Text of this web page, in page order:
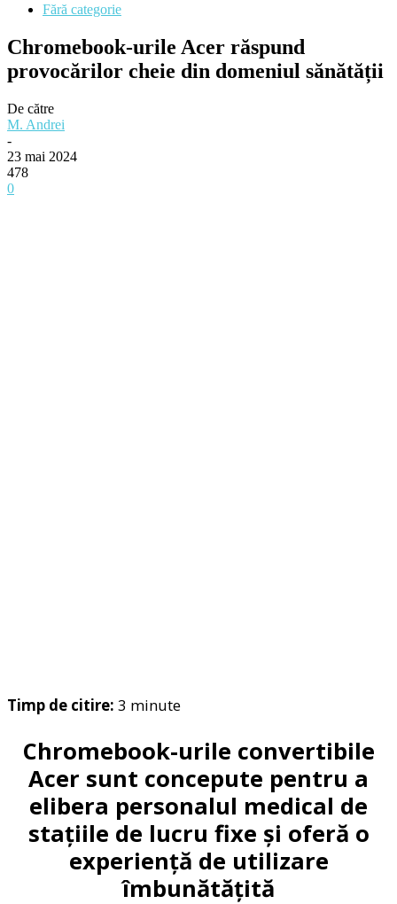
Fără categorie
Chromebook-urile Acer răspund
provocărilor cheie din domeniul sănătății
De către
M. Andrei
-
23 mai 2024
478
0
Timp de citire: 3 minute
Chromebook-urile convertibile
Acer sunt concepute pentru a
elibera personalul medical de
stațiile de lucru fixe și oferă o
experiență de utilizare
îmbunătățită